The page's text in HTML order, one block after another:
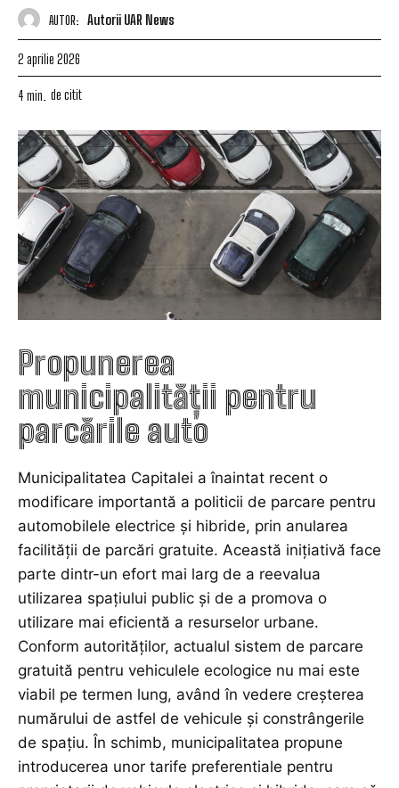
AUTOR: Autorii UAR News
2 aprilie 2026
4 min. de citit
Propunerea
municipalității pentru
parcările auto
Municipalitatea Capitalei a înaintat recent o
modificare importantă a politicii de parcare pentru
automobilele electrice și hibride, prin anularea
facilității de parcări gratuite. Această inițiativă face
parte dintr-un efort mai larg de a reevalua
utilizarea spațiului public și de a promova o
utilizare mai eficientă a resurselor urbane.
Conform autorităților, actualul sistem de parcare
gratuită pentru vehiculele ecologice nu mai este
viabil pe termen lung, având în vedere creșterea
numărului de astfel de vehicule și constrângerile
de spațiu. În schimb, municipalitatea propune
introducerea unor tarife preferentiale pentru